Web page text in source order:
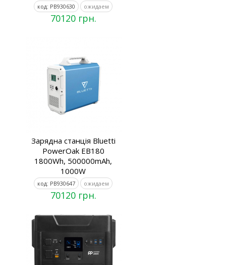
код: PB930630 ожидаем
70120 грн.
Зарядна станція Bluetti
PowerOak EB180
1800Wh, 500000mAh,
1000W
код: PB930647 ожидаем
70120 грн.